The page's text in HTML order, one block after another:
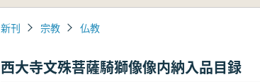
新刊 宗教 仏教
西大寺文殊菩薩騎獅像像内納入品目録